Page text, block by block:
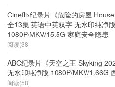
Cineflix纪录片《危险的房屋 House
全13集 英语中英双字 无水印纯净版
1080P/MKV/15.5G 家庭安全隐患
阅读(38)
ABC纪录片《天空之王 Skyking
无水印纯净版 1080P/MKV/1.66G
阅读(58)